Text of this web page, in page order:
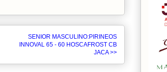
SENIOR MASCULINO:PIRINEOS
INNOVAL 65 - 60 HOSCAFROST CB
JACA >>